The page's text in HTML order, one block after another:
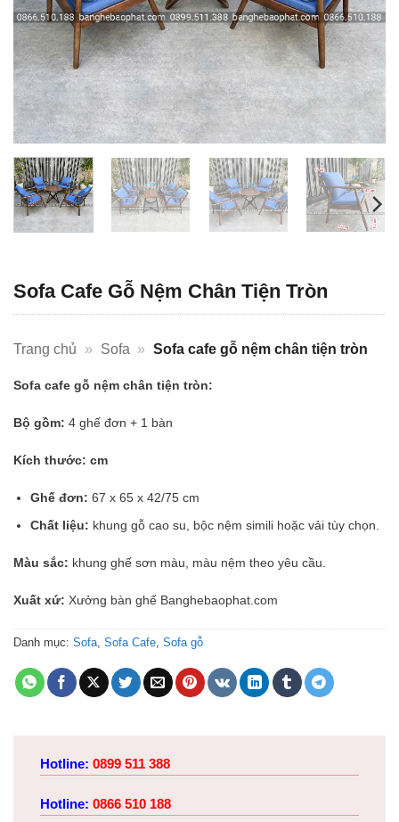
Sofa Cafe Gỗ Nệm Chân Tiện Tròn
Trang chủ » Sofa » Sofa cafe gỗ nệm chân tiện tròn
Sofa cafe gỗ nệm chân tiện tròn:
Bộ gồm: 4 ghế đơn + 1 bàn
Kích thước: cm
Ghế đơn: 67 x 65 x 42/75 cm
Chất liệu: khung gỗ cao su, bộc nệm simili hoặc vải tùy chọn.
Màu sắc: khung ghế sơn màu, màu nệm theo yêu cầu.
Xuất xứ: Xưởng bàn ghế Banghebaophat.com
Danh mục: Sofa, Sofa Cafe, Sofa gỗ
Hotline: 0899 511 388
Hotline: 0866 510 188